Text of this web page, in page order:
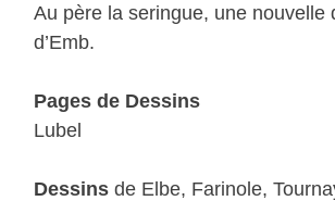
Au père la seringue, une nouvelle
d’Emb.
Pages de Dessins
Lubel
Dessins de Elbe, Farinole,